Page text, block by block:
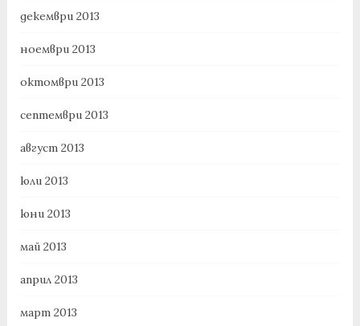
декември 2013
ноември 2013
октомври 2013
септември 2013
август 2013
юли 2013
юни 2013
май 2013
април 2013
март 2013